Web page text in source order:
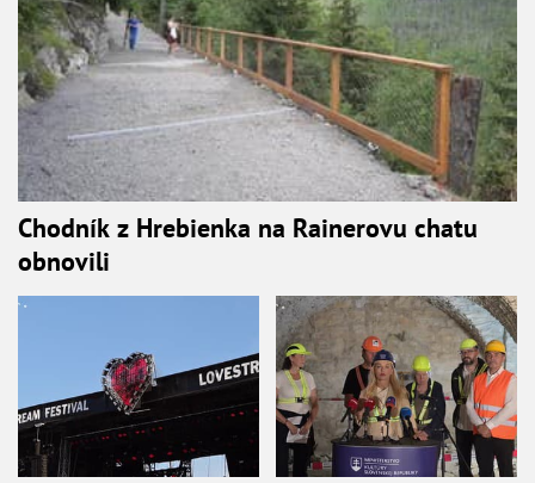
Chodník z Hrebienka na Rainerovu chatu
obnovili